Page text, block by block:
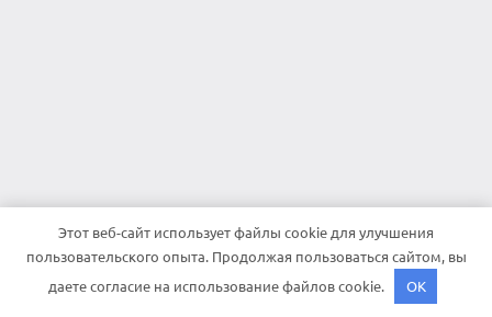
Этот веб-сайт использует файлы cookie для улучшения
пользовательского опыта. Продолжая пользоваться сайтом, вы
даете согласие на использование файлов cookie.
OK